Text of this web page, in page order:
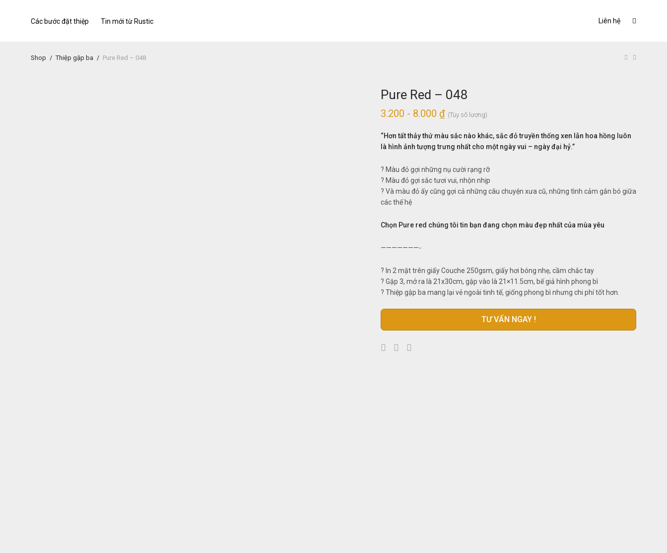
Các bước đặt thiệp Tin mới từ Rustic Liên hệ
Shop / Thiệp gập ba / Pure Red – 048
Pure Red – 048
3.200 - 8.000 ₫ (Tùy số lượng)
“Hơn tất thảy thứ màu sắc nào khác, sắc đỏ truyền thống xen lẫn hoa hồng luôn
là hình ảnh tượng trưng nhất cho một ngày vui – ngày đại hỷ.”
? Màu đỏ gợi những nụ cười rạng rỡ
? Màu đỏ gợi sắc tươi vui, nhộn nhịp
? Và màu đỏ ấy cũng gợi cả những câu chuyện xưa cũ, những tình cảm gắn bó giữa
các thế hệ
Chọn Pure red chúng tôi tin bạn đang chọn màu đẹp nhất của mùa yêu
———————-
? In 2 mặt trên giấy Couche 250gsm, giấy hơi bóng nhẹ, cầm chắc tay
? Gập 3, mở ra là 21x30cm, gập vào là 21×11.5cm, bế giả hình phong bì
? Thiệp gập ba mang lại vẻ ngoài tinh tế, giống phong bì nhưng chi phí tốt hơn.
TƯ VẤN NGAY !